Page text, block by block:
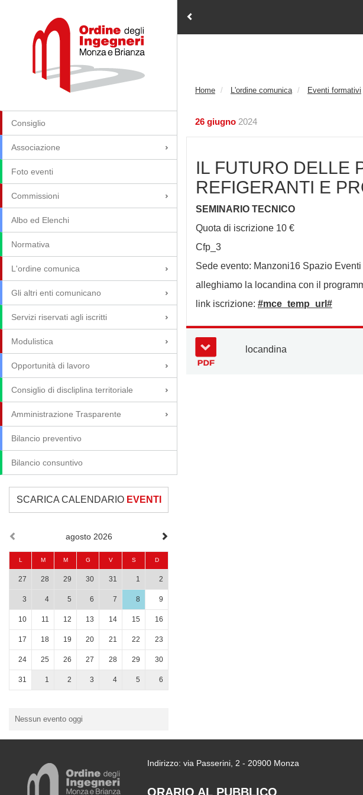
Consiglio
Associazione
Foto eventi
Commissioni
Albo ed Elenchi
Normativa
L'ordine comunica
Gli altri enti comunicano
Servizi riservati agli iscritti
Modulistica
Opportunità di lavoro
Consiglio di discliplina territoriale
Amministrazione Trasparente
Bilancio preventivo
Bilancio consuntivo
SCARICA CALENDARIO EVENTI
agosto 2026
L M M G V S D
27 28 29 30 31 1 2
3 4 5 6 7 8 9
10 11 12 13 14 15 16
17 18 19 20 21 22 23
24 25 26 27 28 29 30
31 1 2 3 4 5 6
Nessun evento oggi
Home L'ordine comunica Eventi formativi
26 giugno 2024
IL FUTURO DELLE
REFIGERANTI E
SEMINARIO TECNICO
Quota di iscrizione 10 €
Cfp_3
Sede evento: Manzoni16 Spazio Eventi
alleghiamo la locandina con il
link iscrizione: #mce_temp_url#
locandina
Indirizzo: via Passerini, 2 - 20900 Monza
ORARIO AL PUBBLICO